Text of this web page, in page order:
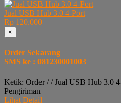
Jual USB Hub 3.0 4-Port
Rp 120.000
×
Order Sekarang
SMS ke : 081230001003
Ketik: Order / / Jual USB Hub 3.0
Pengiriman
Lihat Detail